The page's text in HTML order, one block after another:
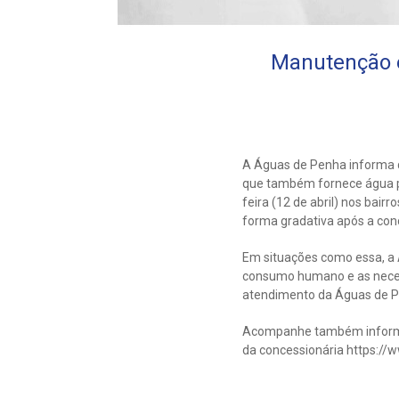
A Águas de Penha informa
que também fornece água
feira (12 de abril) nos
forma gradativa após a
Em situações como essa,
consumo humano e as
atendimento da Águas de
Acompanhe também
da concessionária https://